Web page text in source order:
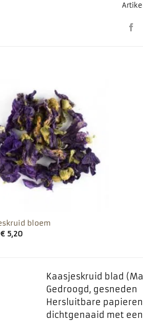
Toevoegen
aan
favorieten
bloem
€5,20
Kaasjeskruid blad
Gedroogd, gesneden
Hersluitbare
dichtgenaaid met